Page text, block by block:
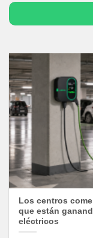
Los centros
que están
eléctricos